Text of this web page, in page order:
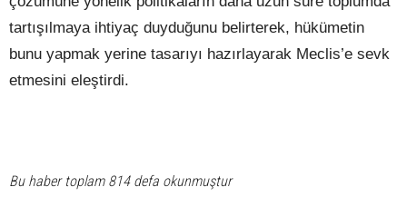
tartışılmaya ihtiyaç duyduğunu belirterek, hükümetin
bunu yapmak yerine tasarıyı hazırlayarak Meclis’e sevk
etmesini eleştirdi.
Bu haber toplam 814 defa okunmuştur